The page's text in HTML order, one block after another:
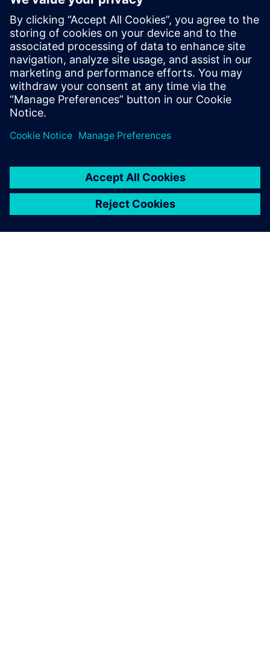
Simcenter STAR-CCM+ software
Improve product performance with multiphysics
computational fluid dynamics (CFD) software for
real-world conditions.